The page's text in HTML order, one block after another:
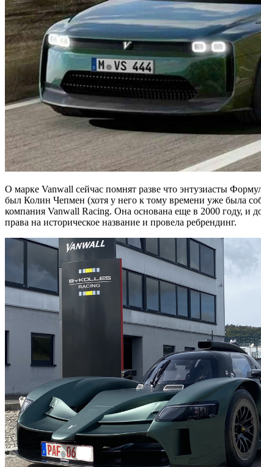
О марке Vanwall сейчас помнят разве что энтузиасты
был Колин Чепмен (хотя у него к тому времени уже была
компания Vanwall Racing. Она основана еще в 2000 году, и
права на историческое название и провела ребрендинг.